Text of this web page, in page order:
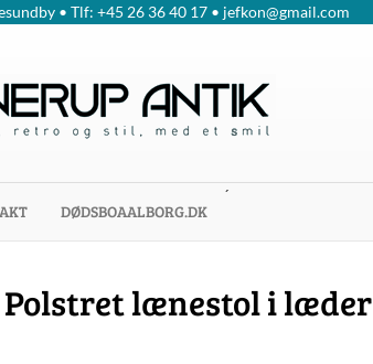
• Tlf: +45 26 36 40 17 • jefkon@gmail.com
DØDSBOAALBORG.DK
´
Polstret lænestol i læder